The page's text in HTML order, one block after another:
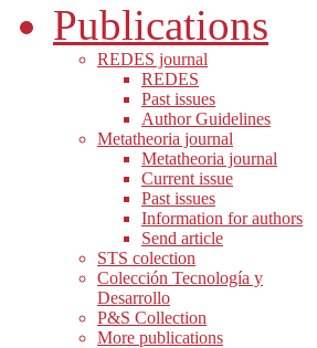
Publications
REDES journal
REDES
Past issues
Author Guidelines
Metatheoria journal
Metatheoria journal
Current issue
Past issues
Information for authors
Send article
STS colection
Colección Tecnología y
Desarrollo
P&S Collection
More publications